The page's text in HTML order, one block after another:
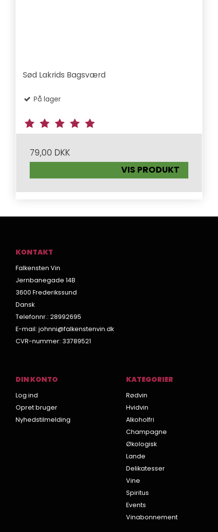
Sød Lakrids Bagsværd
På lager
79,00 DKK
VIS PRODUKT
KONTAKT
Falkensten Vin
Jernbanegade 14B
3600 Frederikssund
Dansk
Telefonnr.: 28992695
E-mail: johnni@falkenstenvin.dk
CVR-nummer: 33789521
DIN KONTO
Log ind
Opret bruger
Nyhedstilmelding
KATEGORIER
Rødvin
Hvidvin
Alkoholfri
Champagne
Økologisk
Lande
Delikatesser
Vine
Spiritus
Events
Vinabonnement